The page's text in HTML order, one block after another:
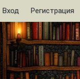
Вход Регистрация